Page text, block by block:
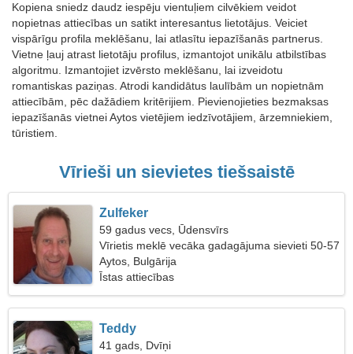
Kopiena sniedz daudz iespēju vientuļiem cilvēkiem veidot
nopietnas attiecības un satikt interesantus lietotājus. Veiciet
vispārīgu profila meklēšanu, lai atlasītu iepazīšanās partnerus.
Vietne ļauj atrast lietotāju profilus, izmantojot unikālu atbilstības
algoritmu. Izmantojiet izvērsto meklēšanu, lai izveidotu
romantiskas paziņas. Atrodi kandidātus laulībām un nopietnām
attiecībām, pēc dažādiem kritērijiem. Pievienojieties bezmaksas
iepazīšanās vietnei Aytos vietējiem iedzīvotājiem, ārzemniekiem,
tūristiem.
Vīrieši un sievietes tiešsaistē
Zulfeker
59 gadus vecs, Ūdensvīrs
Vīrietis meklē vecāka gadagājuma sievieti 50-57
Aytos, Bulgārija
Īstas attiecības
Teddy
41 gads, Dvīņi